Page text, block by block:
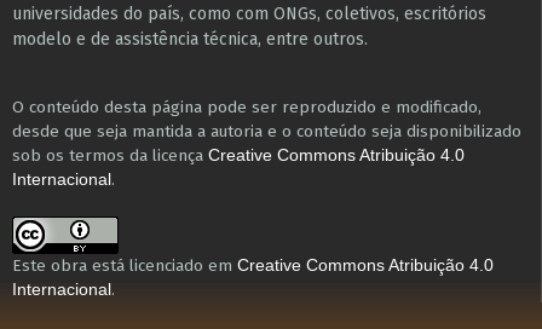
universidades do país, como com ONGs, coletivos, escritórios
modelo e de assistência técnica​, entre outros​.
O conteúdo desta página pode ser reproduzido e modificado,
desde que seja mantida a autoria e o conteúdo seja disponibilizado
sob os termos da licença Creative Commons Atribuição 4.0
Internacional .
Este obra está licenciado em Creative Commons Atribuição 4.0
Internacional .